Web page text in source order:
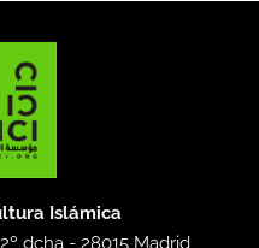
Islámica
dcha -28015 Madrid